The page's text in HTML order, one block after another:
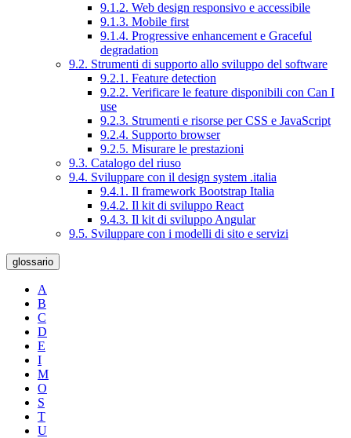
9.1.2. Web design responsivo e accessibile
9.1.3. Mobile first
9.1.4. Progressive enhancement e Graceful
degradation
9.2. Strumenti di supporto allo sviluppo del software
9.2.1. Feature detection
9.2.2. Verificare le feature disponibili con Can I
use
9.2.3. Strumenti e risorse per CSS e JavaScript
9.2.4. Supporto browser
9.2.5. Misurare le prestazioni
9.3. Catalogo del riuso
9.4. Sviluppare con il design system .italia
9.4.1. Il framework Bootstrap Italia
9.4.2. Il kit di sviluppo React
9.4.3. Il kit di sviluppo Angular
9.5. Sviluppare con i modelli di sito e servizi
glossario
A
B
C
D
E
I
M
O
S
T
U